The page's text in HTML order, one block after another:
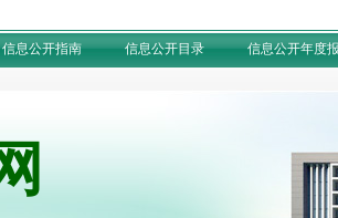
信息公开指南 信息公开目录 信息公开年度